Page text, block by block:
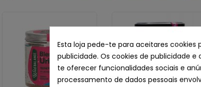
Esta loja pede-te para aceitares cookies
publicidade. Os cookies de publicidade
te oferecer funcionalidades sociais e
processamento de dados pessoais